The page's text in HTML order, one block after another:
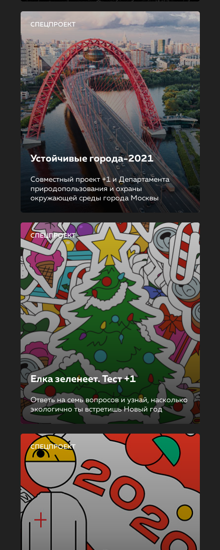
СПЕЦПРОЕКТ
Устойчивые города-2021
Совместный проект +1 и Департамента
природопользования и охраны
окружающей среды города Москвы
СПЕЦПРОЕКТ
Елка зеленеет. Тест +1
Ответь на семь вопросов и узнай, насколько
экологично ты встретишь Новый год
СПЕЦПРОЕКТ